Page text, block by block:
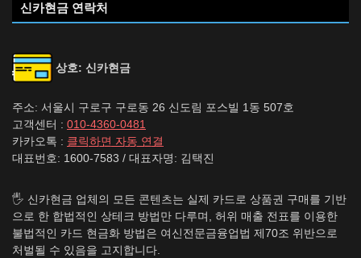
신카현금 연락처
상호: 신카현금
주소: 서울시 구로구 구로동 26 신도림 포스빌 1동 507호
고객센터 : 010-4360-0481
카카오톡 : 클릭하면 자동 연결
대표번호: 1600-7583 / 대표자명: 김택진
🖐️ 신카현금 업체의 모든 콘텐츠는 실제 카드로 상품권 구매를 기반
으로 한 합법적인 상테크 방법만 다루며, 허위 매출 전표를 이용한
불법적인 카드 현금화 방법은 여신전문금융업법 제70조 위반으로
처벌될 수 있음을 고지합니다.